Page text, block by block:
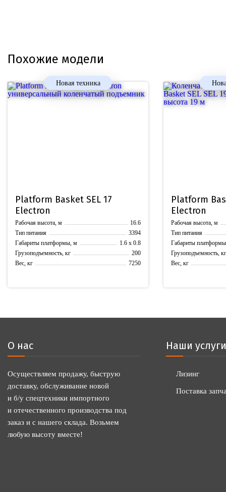
Похожие модели
Новая техника
Platform Basket SEL 17
Electron
Рабочая высота, м
16.6
Тип питания
3394
Габариты платформы, м
1.6 x 0.8
Грузоподъемность, кг
200
Вес, кг
7250
Platform
Electron
Рабочая высота, м
Тип питания
Габариты
Грузоподъемность, кг
Вес, кг
О нас
Осуществляем продажу, быструю
доставку, обслуживание новой
и б/у спецтехники импортного
и отечественного производства под
заказ и с нашего склада. Возьмем
любую высоту вместе!
Наши услуги
Лизинг
Поставка